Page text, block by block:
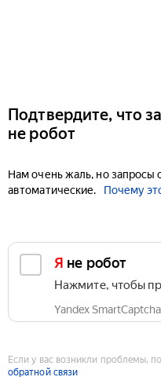
Подтвердите, что
не робот
Нам очень жаль, но запросы
автоматические.
Почему
Я не робот
Нажмите, чтобы
Yandex SmartCaptcha
Если у вас возникли проблемы,
обратной связи